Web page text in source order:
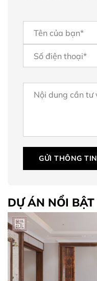
GỬI THÔNG TIN
DỰ ÁN NỔI BẬT